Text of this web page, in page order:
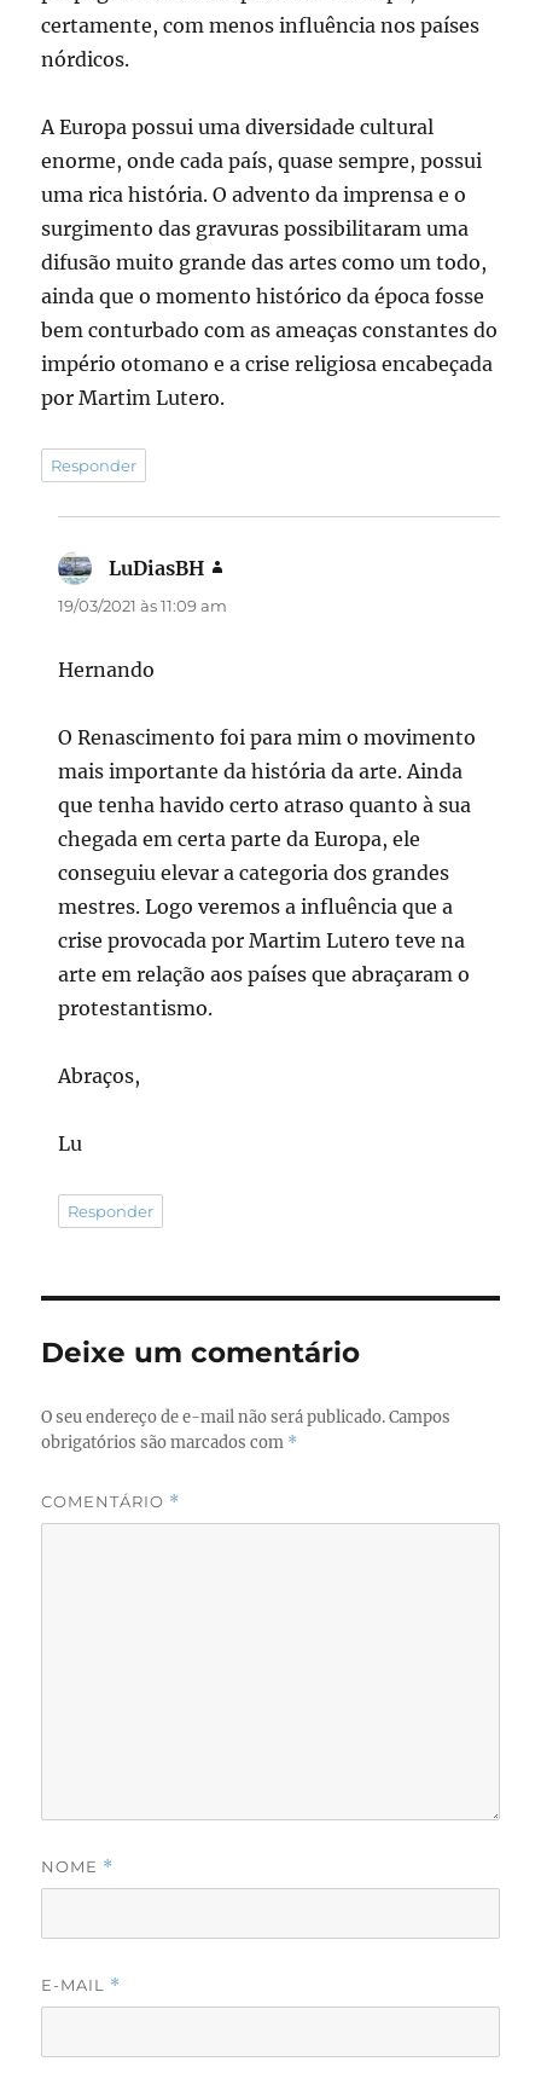
certamente, com menos influência nos países
nórdicos.
A Europa possui uma diversidade cultural
enorme, onde cada país, quase sempre, possui
uma rica história. O advento da imprensa e o
surgimento das gravuras possibilitaram uma
difusão muito grande das artes como um todo,
ainda que o momento histórico da época fosse
bem conturbado com as ameaças constantes do
império otomano e a crise religiosa encabeçada
por Martim Lutero.
Responder
LuDiasBH
19/03/2021 às 11:09 am
Hernando
O Renascimento foi para mim o movimento
mais importante da história da arte. Ainda
que tenha havido certo atraso quanto à sua
chegada em certa parte da Europa, ele
conseguiu elevar a categoria dos grandes
mestres. Logo veremos a influência que a
crise provocada por Martim Lutero teve na
arte em relação aos países que abraçaram o
protestantismo.
Abraços,
Lu
Responder
Deixe um comentário
O seu endereço de e-mail não será publicado. Campos
obrigatórios são marcados com *
COMENTÁRIO *
NOME *
E-MAIL *